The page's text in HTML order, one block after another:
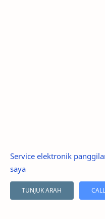
Service elektronik
saya
TUNJUK ARAH CALL